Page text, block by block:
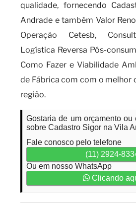
qualidade, fornecendo
Andrade e também Valor
Operação Cetesb,
Logística Reversa Pós-
Como Fazer e Viabilidade
de Fábrica com com o melhor
região.
Gostaria de um orçamento ou
sobre Cadastro Sigor na Vila
Fale conosco pelo telefone
(11) 2924-
Ou em nosso WhatsApp
Clicando